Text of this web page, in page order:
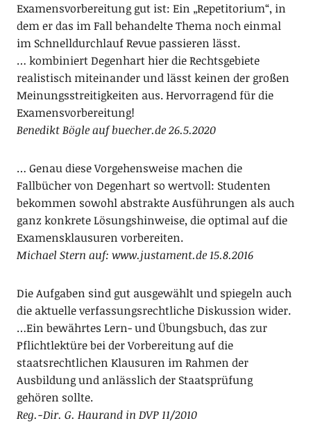
Examensvorbereitung gut ist: Ein „Repetitorium“, in
dem er das im Fall behandelte Thema noch einmal
im Schnelldurchlauf Revue passieren lässt.
… kombiniert Degenhart hier die Rechtsgebiete
realistisch miteinander und lässt keinen der großen
Meinungsstreitigkeiten aus. Hervorragend für die
Examensvorbereitung!
Benedikt Bögle auf buecher.de 26.5.2020
… Genau diese Vorgehensweise machen die
Fallbücher von Degenhart so wertvoll: Studenten
bekommen sowohl abstrakte Ausführungen als auch
ganz konkrete Lösungshinweise, die optimal auf die
Examensklausuren vorbereiten.
Michael Stern auf: www.justament.de 15.8.2016
Die Aufgaben sind gut ausgewählt und spiegeln auch
die aktuelle verfassungsrechtliche Diskussion wider.
…Ein bewährtes Lern- und Übungsbuch, das zur
Pflichtlektüre bei der Vorbereitung auf die
staatsrechtlichen Klausuren im Rahmen der
Ausbildung und anlässlich der Staatsprüfung
gehören sollte.
Reg.-Dir. G. Haurand in DVP 11/2010